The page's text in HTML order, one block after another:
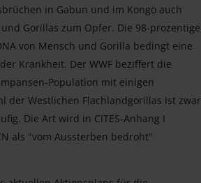
in Gabun und im Kongo auch
Gorillas zum Opfer. Die 98-prozentige
von Mensch und Gorilla bedingt eine
Krankheit. Der WWF beziffert die
Population mit einigen
der Westlichen Flachlandgorillas ist zwar
Die Art wird in CITES-Anhang I
als "vom Aussterben bedroht"